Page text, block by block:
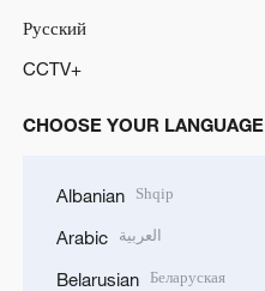
Русский
CCTV+
CHOOSE YOUR LANGUAGE
Albanian Shqip
Arabic العربية
Belarusian Беларуская